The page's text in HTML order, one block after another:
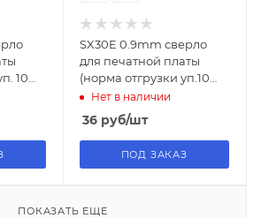
10
SX30E 0.9mm сверло
для печатной платы
(норма отгрузки уп.10
шт)Нет в наличии
36руб/шт
ПОД ЗАКАЗ
ПОКАЗАТЬ ЕЩЕ